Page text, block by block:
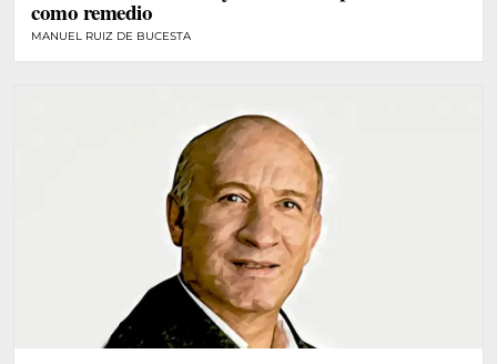
como remedio
MANUEL RUIZ DE BUCESTA